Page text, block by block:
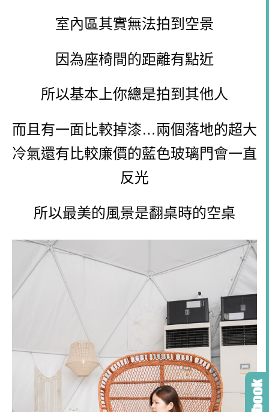
室內區其實無法拍到空景
因為座椅間的距離有點近
所以基本上你總是拍到其他人
而且有一面比較掉漆…兩個落地的超大
冷氣還有比較廉價的藍色玻璃門會一直
反光
所以最美的風景是翻桌時的空桌